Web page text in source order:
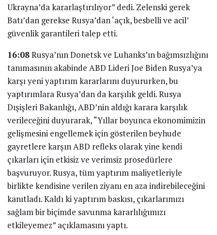
Ukrayna’da kararlaştırılıyor” dedi. Zelenski gerek
Batı’dan gerekse Rusya’dan ‘açık, besbelli ve acil’
güvenlik garantileri talep etti.
16:08Rusya’nın Donetsk ve Luhanks’ın bağımsızlığını
tanımasının akabinde ABD Lideri Joe Biden Rusya’ya
karşı yeni yaptırım kararlarını duyururken, bu
yaptırımlara Rusya’dan da karşılık geldi. Rusya
Dışişleri Bakanlığı, ABD’nin aldığı karara karşılık
verileceğini duyurarak, “Yıllar boyunca ekonomimizin
gelişmesini engellemek için gösterilen beyhude
gayretlere karşın ABD refleks olarak yine kendi
çıkarları için etkisiz ve verimsiz prosedürlere
başvuruyor. Rusya, tüm yaptırım maliyetleriyle
birlikte kendisine verilen ziyanı en aza indirebileceğini
kanıtladı. Kaldı ki yaptırım baskısı, çıkarlarımızı
sağlam bir biçimde savunma kararlılığımızı
etkileyemez” açıklamasını yaptı.